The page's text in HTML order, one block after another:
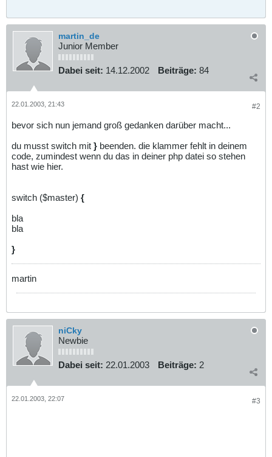
martin_de
Junior Member
Dabei seit: 14.12.2002 Beiträge: 84
#2
22.01.2003, 21:43
bevor sich nun jemand groß gedanken darüber macht...
du musst switch mit } beenden. die klammer fehlt in deinem
code, zumindest wenn du das in deiner php datei so stehen
hast wie hier.
switch ($master) {
bla
bla
}
martin
niCky
Newbie
Dabei seit: 22.01.2003 Beiträge: 2
#3
22.01.2003, 22:07